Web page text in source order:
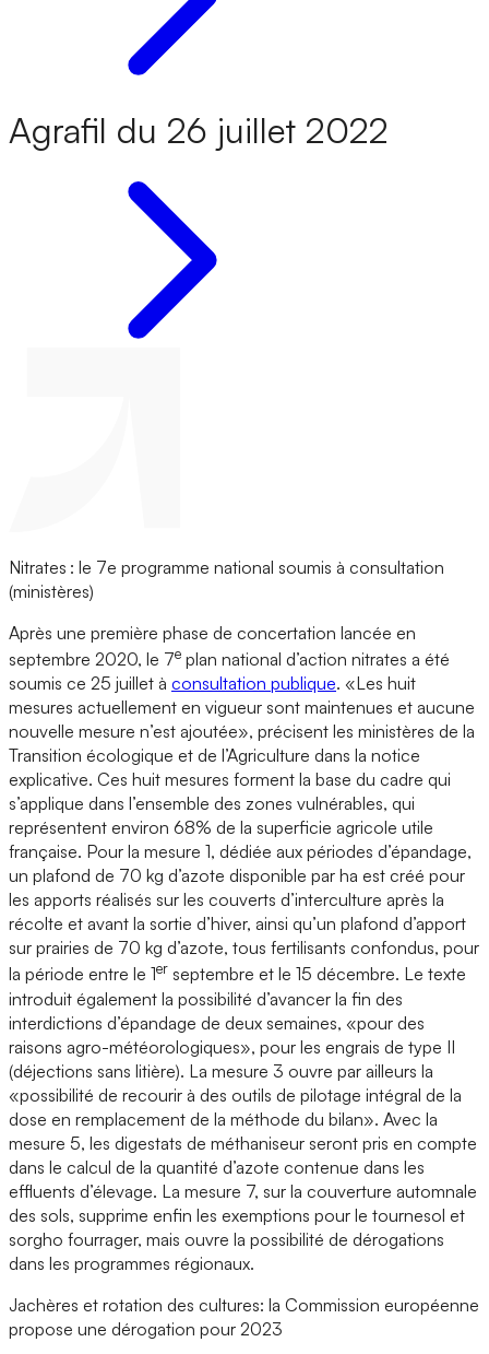
Agrafil du 26 juillet 2022
Nitrates : le 7e programme national soumis à consultation
(ministères)
Après une première phase de concertation lancée en
septembre 2020, le 7e plan national d’action nitrates a été
soumis ce 25 juillet à consultation publique. «Les huit
mesures actuellement en vigueur sont maintenues et aucune
nouvelle mesure n’est ajoutée», précisent les ministères de la
Transition écologique et de l’Agriculture dans la notice
explicative. Ces huit mesures forment la base du cadre qui
s’applique dans l’ensemble des zones vulnérables, qui
représentent environ 68% de la superficie agricole utile
française. Pour la mesure 1, dédiée aux périodes d’épandage,
un plafond de 70 kg d’azote disponible par ha est créé pour
les apports réalisés sur les couverts d’interculture après la
récolte et avant la sortie d’hiver, ainsi qu’un plafond d’apport
sur prairies de 70 kg d’azote, tous fertilisants confondus, pour
la période entre le 1er septembre et le 15 décembre. Le texte
introduit également la possibilité d’avancer la fin des
interdictions d’épandage de deux semaines, «pour des
raisons agro-météorologiques», pour les engrais de type II
(déjections sans litière). La mesure 3 ouvre par ailleurs la
«possibilité de recourir à des outils de pilotage intégral de la
dose en remplacement de la méthode du bilan». Avec la
mesure 5, les digestats de méthaniseur seront pris en compte
dans le calcul de la quantité d’azote contenue dans les
effluents d’élevage. La mesure 7, sur la couverture automnale
des sols, supprime enfin les exemptions pour le tournesol et
sorgho fourrager, mais ouvre la possibilité de dérogations
dans les programmes régionaux.
Jachères et rotation des cultures: la Commission européenne
propose une dérogation pour 2023